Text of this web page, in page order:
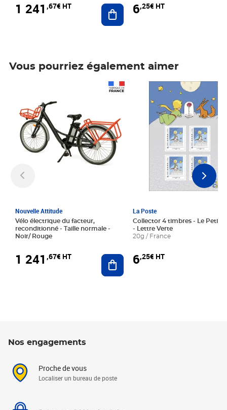
1 241 ,67€ HT Ajouter au panier
6,25€ HT
Vous pourriez également aimer
Nouvelle Attitude
Vélo électrique du facteur,
reconditionné - Taille normale -
Noir/ Rouge
1 241 ,67€ HT Ajouter au panier
La Poste
Collector 4 timbres - Le Petit
- Lettre Verte
20g / France
6,25€ HT
Prix 6,25€ HT
Nos engagements
Proche de vous
Localiser un bureau de poste